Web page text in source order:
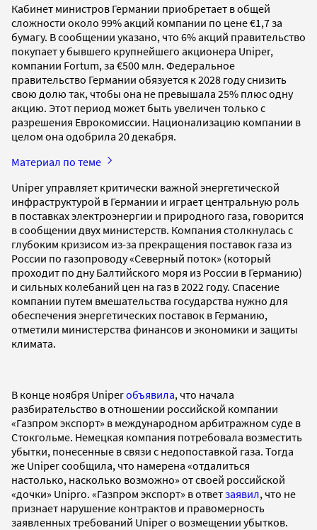
Кабинет министров Германии приобретает в общей
сложности около 99% акций компании по цене €1,7 за
бумагу. В сообщении указано, что 6% акций правительство
покупает у бывшего крупнейшего акционера Uniper,
компании Fortum, за €500 млн. Федеральное
правительство Германии обязуется к 2028 году снизить
свою долю так, чтобы она не превышала 25% плюс одну
акцию. Этот период может быть увеличен только с
разрешения Еврокомиссии. Национализацию компании в
целом она одобрила 20 декабря.
Материал по теме
Uniper управляет критически важной энергетической
инфраструктурой в Германии и играет центральную роль
в поставках электроэнергии и природного газа, говорится
в сообщении двух министерств. Компания столкнулась с
глубоким кризисом из-за прекращения поставок газа из
России по газопроводу «Северный поток» (который
проходит по дну Балтийского моря из России в Германию)
и сильных колебаний цен на газ в 2022 году. Спасение
компании путем вмешательства государства нужно для
обеспечения энергетических поставок в Германию,
отметили министерства финансов и экономики и защиты
климата.
В конце ноября Uniperобъявила, что начала
разбирательство в отношении российской компании
«Газпром экспорт» в международном арбитражном суде в
Стокгольме. Немецкая компания потребовала возместить
убытки, понесенные в связи с недопоставкой газа. Тогда
же Uniper сообщила, что намерена «отдалиться
настолько, насколько возможно» от своей российской
«дочки» Unipro. «Газпром экспорт» в ответзаявил, что не
признает нарушение контрактов и правомерность
заявленных требований Uniper о возмещении убытков.